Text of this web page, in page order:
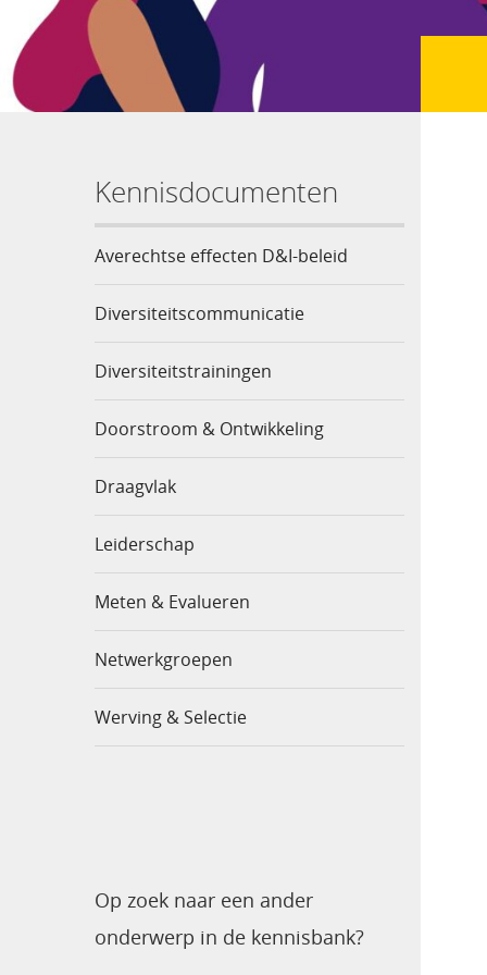
Kennisdocumenten
Averechtse effecten D&I-beleid
Diversiteitscommunicatie
Diversiteitstrainingen
Doorstroom & Ontwikkeling
Draagvlak
Leiderschap
Meten & Evalueren
Netwerkgroepen
Werving & Selectie
Op zoek naar een ander
onderwerp in de kennisbank?